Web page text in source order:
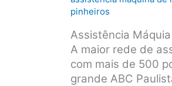
pinheiros
Assistência
A maior rede de
com mais de 500
grande ABC